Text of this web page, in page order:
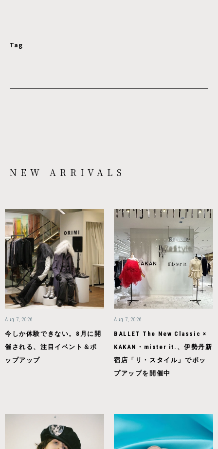
Tag
NEW ARRIVALS
Aug 7, 2026
今しか体験できない。8月に開
催される、注目イベント＆ポ
ップアップ
Aug 7, 2026
BALLET The New Classic ×
KAKAN・mister it.、伊勢丹新
宿店「リ・スタイル」でポッ
プアップを開催中